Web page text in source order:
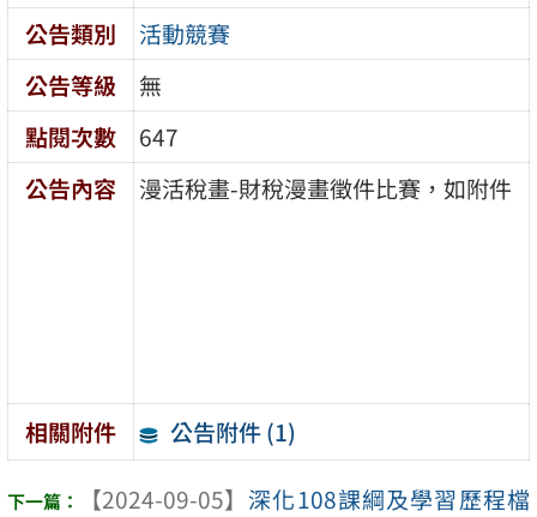
公告類別
活動競賽
公告等級
無
點閱次數
647
公告內容
漫活稅畫-財稅漫畫徵件比賽，如附件
相關附件 公告附件 (1)
【2024-09-05】 深化108課綱及學習歷程檔